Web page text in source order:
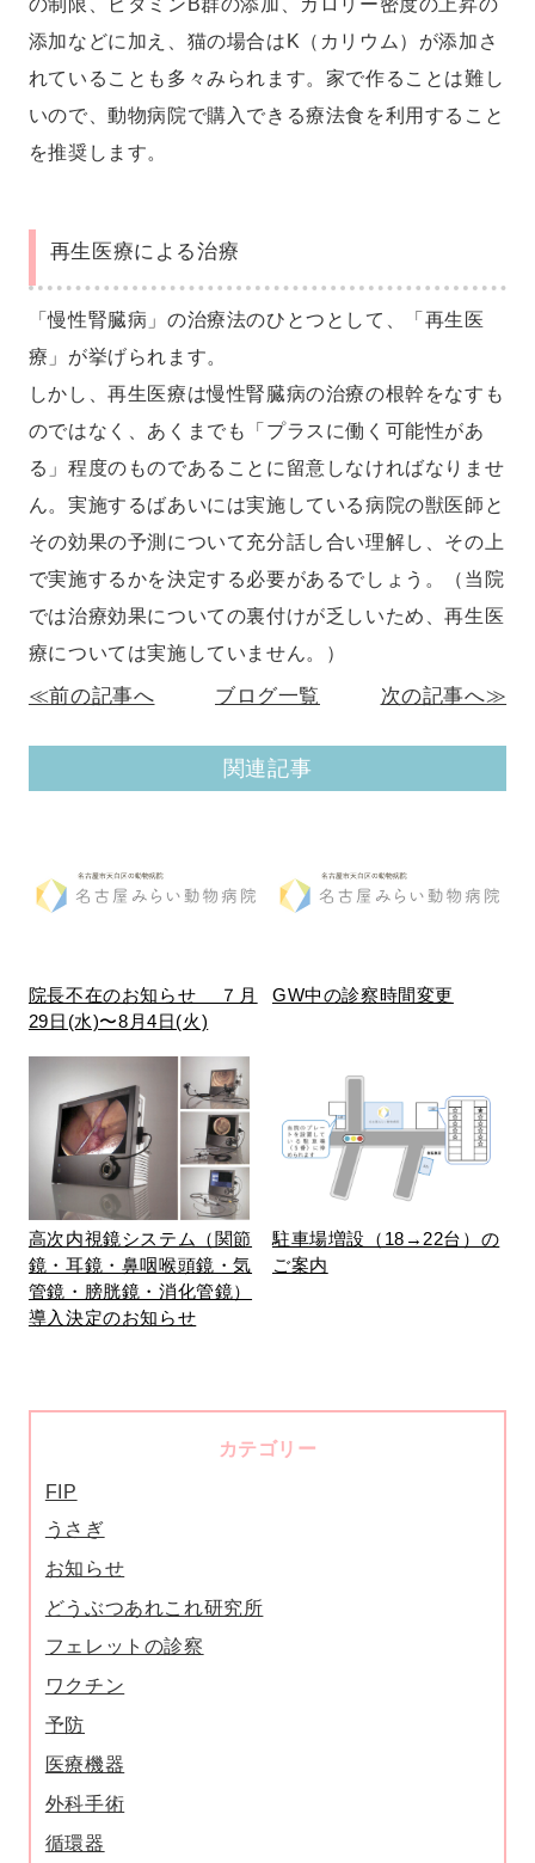
添加などに加え、猫の場合はK（カリウム）が添加さ
れていることも多々みられます。家で作ることは難し
いので、動物病院で購入できる療法食を利用すること
を推奨します。
再生医療による治療
「慢性腎臓病」の治療法のひとつとして、「再生医
療」が挙げられます。
しかし、再生医療は慢性腎臓病の治療の根幹をなすも
のではなく、あくまでも「プラスに働く可能性があ
る」程度のものであることに留意しなければなりませ
ん。実施するばあいには実施している病院の獣医師と
その効果の予測について充分話し合い理解し、その上
で実施するかを決定する必要があるでしょう。（当院
では治療効果についての裏付けが乏しいため、再生医
療については実施していません。）
≪前の記事へ ブログ一覧 次の記事へ≫
関連記事
院長不在のお知らせ ７月
29日(水)〜8月4日(火)
GW中の診察時間変更
高次内視鏡システム（関節
鏡・耳鏡・鼻咽喉頭鏡・気
管鏡・膀胱鏡・消化管鏡）
導入決定のお知らせ
駐車場増設（18→22台）の
ご案内
カテゴリー
FIP
うさぎ
お知らせ
どうぶつあれこれ研究所
フェレットの診察
ワクチン
予防
医療機器
外科手術
循環器